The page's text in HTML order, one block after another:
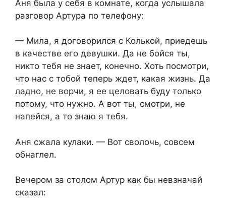
Аня была у себя в комнате, когда услышала
разговор Артура по телефону:
— Мила, я договорился с Колькой, приедешь
в качестве его девушки. Да не бойся ты,
никто тебя не знает, конечно. Хоть посмотри,
что нас с тобой теперь ждет, какая жизнь. Да
ладно, не ворчи, я ее целовать буду только
потому, что нужно. А вот ты, смотри, не
напейся, а то знаю я тебя.
Аня сжала кулаки. — Вот сволочь, совсем
обнаглел.
Вечером за столом Артур как бы невзначай
сказал: